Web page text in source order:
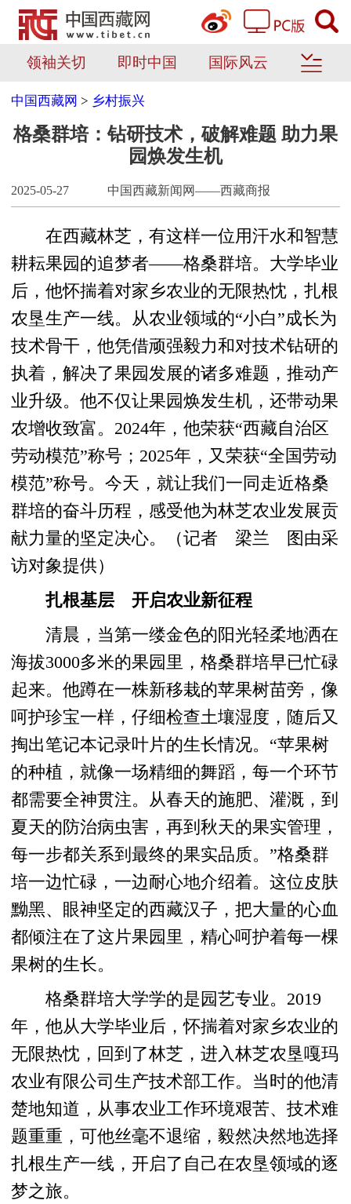
领袖关切 即时中国 国际风云
中国西藏网 > 乡村振兴
格桑群培：钻研技术，破解难题 助力果
园焕发生机
2025-05-27 中国西藏新闻网——西藏商报
在西藏林芝，有这样一位用汗水和智慧
耕耘果园的追梦者——格桑群培。大学毕业
后，他怀揣着对家乡农业的无限热忱，扎根
农垦生产一线。从农业领域的“小白”成长为
技术骨干，他凭借顽强毅力和对技术钻研的
执着，解决了果园发展的诸多难题，推动产
业升级。他不仅让果园焕发生机，还带动果
农增收致富。2024年，他荣获“西藏自治区
劳动模范”称号；2025年，又荣获“全国劳动
模范”称号。今天，就让我们一同走近格桑
群培的奋斗历程，感受他为林芝农业发展贡
献力量的坚定决心。（记者 梁兰 图由采
访对象提供）
扎根基层 开启农业新征程
清晨，当第一缕金色的阳光轻柔地洒在
海拔3000多米的果园里，格桑群培早已忙碌
起来。他蹲在一株新移栽的苹果树苗旁，像
呵护珍宝一样，仔细检查土壤湿度，随后又
掏出笔记本记录叶片的生长情况。“苹果树
的种植，就像一场精细的舞蹈，每一个环节
都需要全神贯注。从春天的施肥、灌溉，到
夏天的防治病虫害，再到秋天的果实管理，
每一步都关系到最终的果实品质。”格桑群
培一边忙碌，一边耐心地介绍着。这位皮肤
黝黑、眼神坚定的西藏汉子，把大量的心血
都倾注在了这片果园里，精心呵护着每一棵
果树的生长。
格桑群培大学学的是园艺专业。2019
年，他从大学毕业后，怀揣着对家乡农业的
无限热忱，回到了林芝，进入林芝农垦嘎玛
农业有限公司生产技术部工作。当时的他清
楚地知道，从事农业工作环境艰苦、技术难
题重重，可他丝毫不退缩，毅然决然地选择
扎根生产一线，开启了自己在农垦领域的逐
梦之旅。